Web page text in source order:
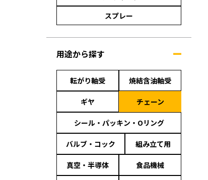
スプレー
用途から探す
転がり軸受 焼結含油軸受
ギヤ チェーン
シール・パッキン・Oリング
バルブ・コック 組み立て用
真空・半導体 食品機械